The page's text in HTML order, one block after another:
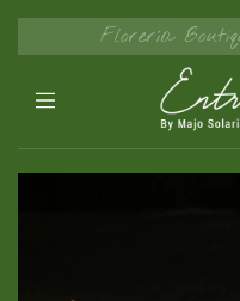
Florería